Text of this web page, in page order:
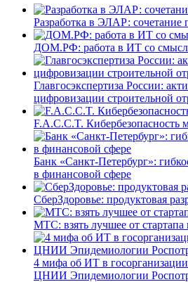
Разработка в ЭЛАР: сочетание
ДОМ.РФ: работа в ИТ со
Главгосэкспертиза России:
цифровизации строительной
F.A.C.C.T. Кибербезопасность
Банк «Санкт-Петербург»:
в финансовой сфере
СберЗдоровье: продуктовая
МТС: взять лучшее от стартапа
4 мифа об ИТ в
ЦНИИ Эпидемиологии